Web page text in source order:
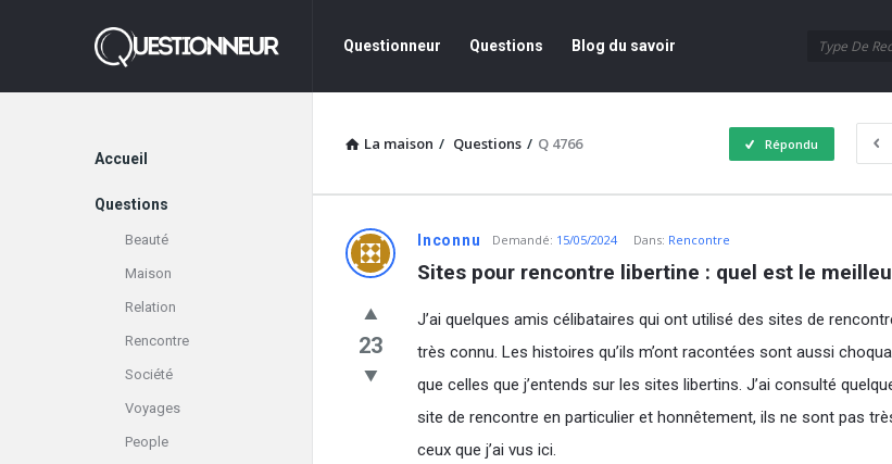
Questionneur
La
Navigation
Questionneur Questions Blog du savoir
La maison / Questions / Q 4766 Répondu
Questionneur
Dernière
Questions
Inconnu Demandé: 15/05/2024 Dans: Rencontre
Sites pour rencontre libertine : quel est le
23
J’ai quelques amis célibataires qui ont utilisé des sites de
très connu. Les histoires qu’ils m’ont racontées sont aussi
que celles que j’entends sur les sites libertins. J’ai consulté
site de rencontre en particulier et honnêtement, ils ne sont pas
ceux que j’ai vus ici.
Explorer
Accueil
Questions
Beauté
Maison
Relation
Rencontre
Société
Voyages
People